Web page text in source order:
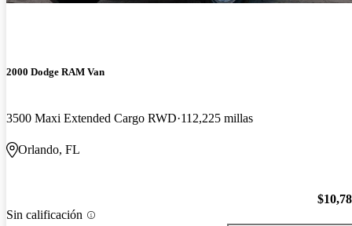
2000 Dodge RAM Van
3500 Maxi Extended Cargo RWD 112,225 millas
Orlando, FL
Sin calificación